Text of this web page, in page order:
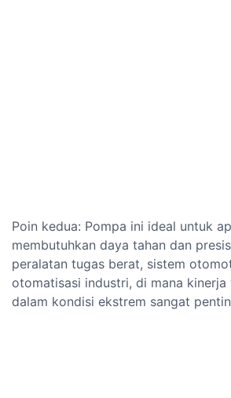
Poin kedua: Pompa ini ideal untuk
membutuhkan daya tahan dan
peralatan tugas berat, sistem
otomatisasi industri, di mana kinerja
dalam kondisi ekstrem sangat